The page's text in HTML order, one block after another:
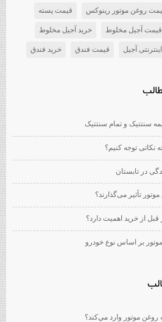
روغن موتور رینوکس قیمت پسته
آجیل مخلوط خرید آجیل مخلوط
آجیل قیمت فندق خرید فندق
و تمام سنتتیک
توجه کنیم؟
در تابستان
تأثیر می‌گذارند؟
خرید اهمیت دارد؟
بر اساس نوع خودرو
موتور وارد مي‌كند؟